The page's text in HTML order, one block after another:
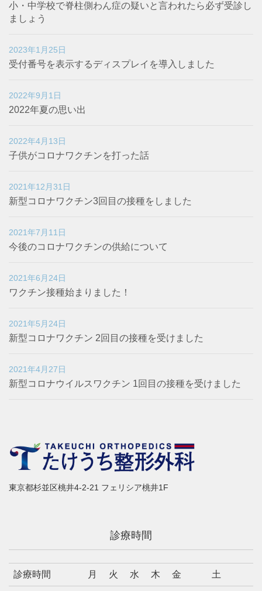
小・中学校で脊柱側わん症の疑いと言われたら必ず受診し
ましょう
2023年1月25日
受付番号を表示するディスプレイを導入しました
2022年9月1日
2022年夏の思い出
2022年4月13日
子供がコロナワクチンを打った話
2021年12月31日
新型コロナワクチン3回目の接種をしました
2021年7月11日
今後のコロナワクチンの供給について
2021年6月24日
ワクチン接種始まりました！
2021年5月24日
新型コロナワクチン 2回目の接種を受けました
2021年4月27日
新型コロナウイルスワクチン 1回目の接種を受けました
東京都杉並区桃井4-2-21 フェリシア桃井1F
診療時間
診療時間 月 火 水 木 金 土